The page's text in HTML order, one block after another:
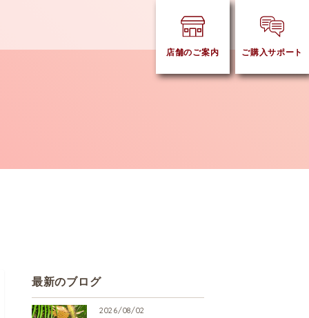
店舗のご案内 ご購入サポート
最新のブログ
2026/08/02